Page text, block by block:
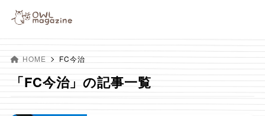
HOME FC今治
「FC今治」の記事一覧